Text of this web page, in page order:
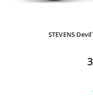
STEVENS